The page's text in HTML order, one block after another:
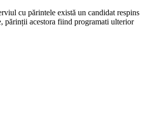
cu părintele există un candidat respins
părinții acestora fiind programati ulterior